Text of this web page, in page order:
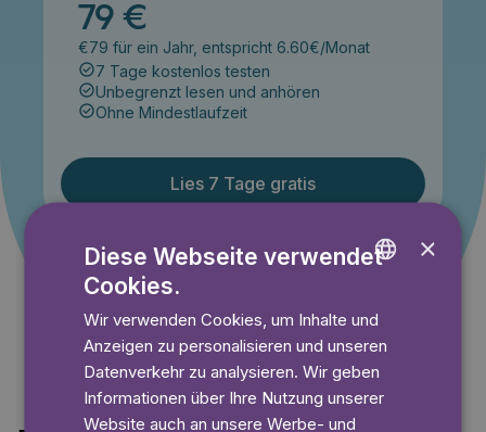
79 €
€79 für ein Jahr, entspricht 6.60€/Monat
7 Tage kostenlos testen
Unbegrenzt lesen und anhören
Ohne Mindestlaufzeit
Lies 7 Tage gratis
GERMAN
×
Diese Webseite verwendet
Cookies.
Wir verwenden Cookies, um Inhalte und
Anzeigen zu personalisieren und unseren
Datenverkehr zu analysieren. Wir geben
Informationen über Ihre Nutzung unserer
Website auch an unsere Werbe- und